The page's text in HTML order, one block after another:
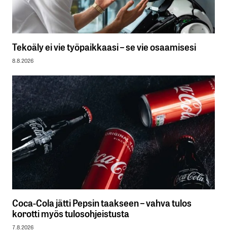
Tekoäly ei vie työpaikkaasi – se vie osaamisesi
8.8.2026
Coca-Cola jätti Pepsin taakseen – vahva tulos
korotti myös tulosohjeistusta
7.8.2026